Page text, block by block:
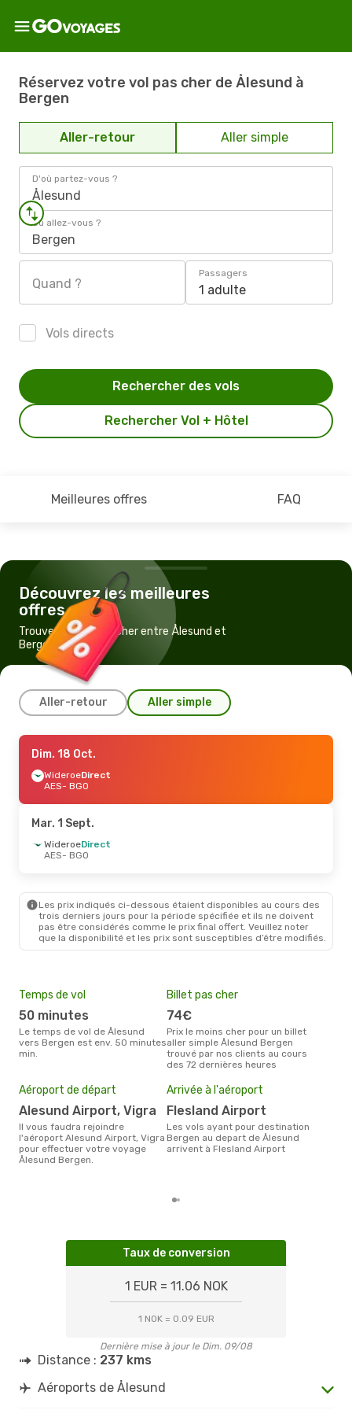
Réservez votre vol pas cher de Ålesund à
Bergen
Aller-retour Aller simple
D'où partez-vous ?
Ålesund
Où allez-vous ?
Bergen
Quand ?
Passagers
1 adulte
Vols directs
Rechercher Vol + Hôtel
Rechercher des vols
Meilleures offres FAQ
Découvrez les meilleures
offres
Trouvez un vol pas cher entre Ålesund et
Bergen
Aller-retour Aller simple
Jeu. 27 Août
WideroeDirect
AES- BGO
BGO- AES
Dim. 18 Oct.
WideroeDirect
AES- BGO
Mar. 1 Sept.
WideroeDirect
AES- BGO
Les prix indiqués ci-dessous étaient disponibles au cours des
trois derniers jours pour la période spécifiée et ils ne doivent
pas être considérés comme le prix final offert. Veuillez noter
que la disponibilité et les prix sont susceptibles d’être modifiés.
Temps de vol
50 minutes
Le temps de vol de Ålesund
vers Bergen est env. 50 minutes
min.
Billet pas cher
74€
Prix le moins cher pour un billet
aller simple Ålesund Bergen
trouvé par nos clients au cours
des 72 dernières heures
Aéroport de départ
Alesund Airport, Vigra
Il vous faudra rejoindre
l'aéroport Alesund Airport, Vigra
pour effectuer votre voyage
Ålesund Bergen.
Arrivée à l'aéroport
Flesland Airport
Les vols ayant pour destination
Bergen au depart de Ålesund
arrivent à Flesland Airport
Taux de conversion
1 EUR = 11.06 NOK
1 NOK = 0.09 EUR
Dernière mise à jour le Dim. 09/08
Distance : 237 kms
Aéroports de Ålesund